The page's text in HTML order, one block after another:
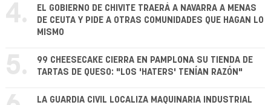
4.
EL GOBIERNO DE CHIVITE TRAERÁ A NAVARRA A MENAS
DE CEUTA Y PIDE A OTRAS COMUNIDADES QUE HAGAN LO
MISMO
5.
99 CHEESECAKE CIERRA EN PAMPLONA SU TIENDA DE
TARTAS DE QUESO: "LOS 'HATERS' TENÍAN RAZÓN"
LA GUARDIA CIVIL LOCALIZA MAQUINARIA INDUSTRIAL